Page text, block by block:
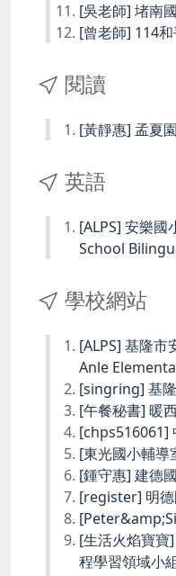
[吳老師] 堵南
[曾老師] 114
閱讀
[黃靜惠] 孟夏
英語
[ALPS] 安樂
School
學校網站
[ALPS] 基隆
Anle
[singring] 基
[午餐秘書] 暖
[chps516061]
[東光國小輔導
[鍾守惠] 建德
[register] 明德
[生活火焰寶寶
程學習領域小